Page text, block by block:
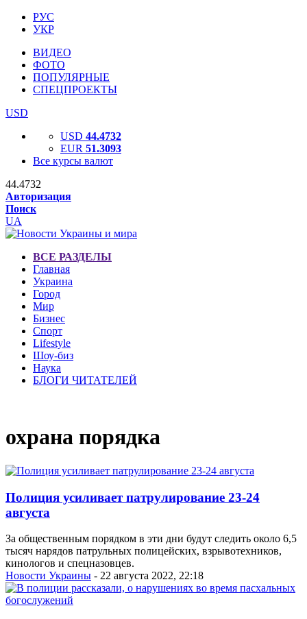
РУС
УКР
ВИДЕО
ФОТО
ПОПУЛЯРНЫЕ
СПЕЦПРОЕКТЫ
USD
USD 44.4732
EUR 51.3093
Все курсы валют
44.4732
Авторизация
Поиск
UA
ВСЕ РАЗДЕЛЫ
Главная
Украина
Город
Мир
Бизнес
Спорт
Lifestyle
Шоу-биз
Наука
БЛОГИ ЧИТАТЕЛЕЙ
охрана порядка
Полиция усиливает патрулирование 23-24
августа
За общественным порядком в эти дни будут следить около 6,5
тысяч нарядов патрульных полицейских, взрывотехников,
кинологов и спецназовцев.
Новости Украины - 22 августа 2022, 22:18